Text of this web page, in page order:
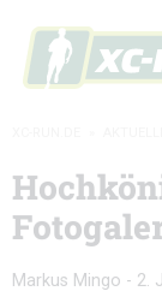
Markus Mingo - 2.